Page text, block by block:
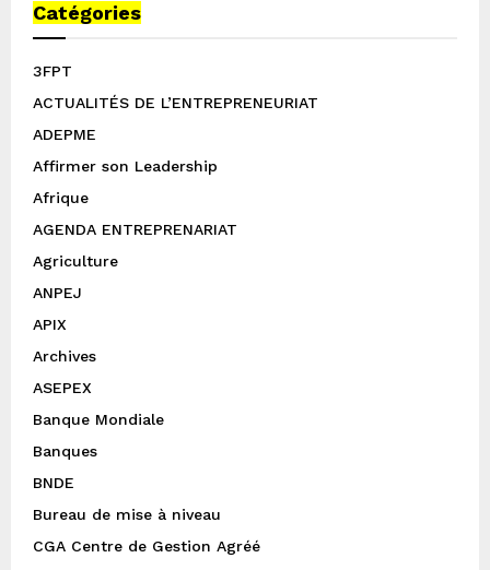
Catégories
3FPT
ACTUALITÉS DE L’ENTREPRENEURIAT
ADEPME
Affirmer son Leadership
Afrique
AGENDA ENTREPRENARIAT
Agriculture
ANPEJ
APIX
Archives
ASEPEX
Banque Mondiale
Banques
BNDE
Bureau de mise à niveau
CGA Centre de Gestion Agréé